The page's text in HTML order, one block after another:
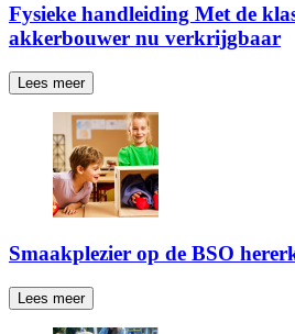
Fysieke handleiding Met de
akkerbouwer nu verkrijgbaar
Lees meer
Smaakplezier op de BSO
Lees meer